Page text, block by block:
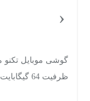
ظرفیت 64 گیگابایت و رم 3 گیگابایت
‹